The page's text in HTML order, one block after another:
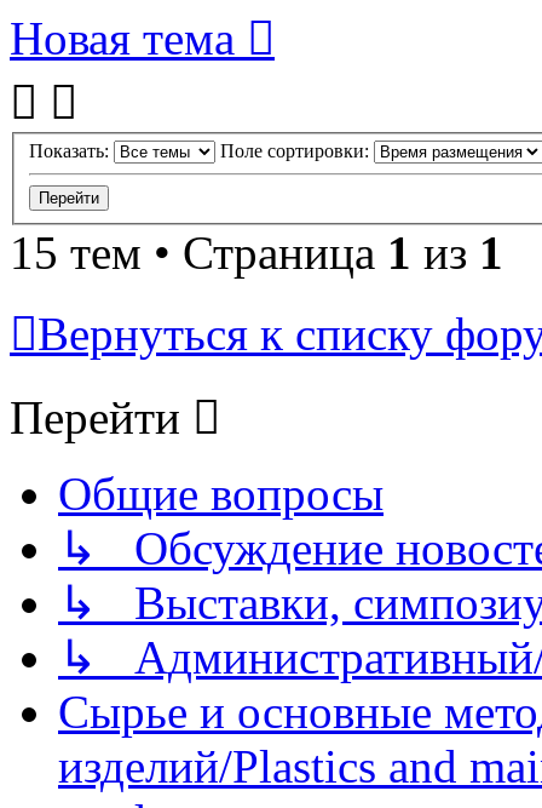
Новая тема
Показать: Поле сортировки:
15 тем • Страница 1 из 1
Вернуться к списку
Перейти
Общие вопросы
↳ Обсуждение
↳ Выставки,
↳
Сырье и основные
изделий/Plastics and